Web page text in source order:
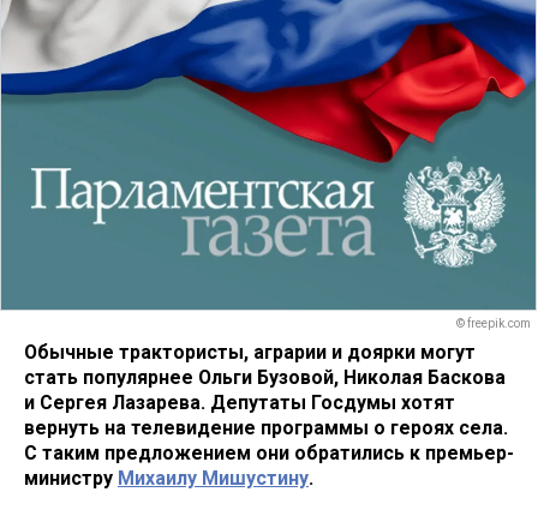
© freepik.com
Обычные трактористы, аграрии и доярки могут
стать популярнее Ольги Бузовой, Николая Баскова
и Сергея Лазарева. Депутаты Госдумы хотят
вернуть на телевидение программы о героях села.
С таким предложением они обратились к премьер-
министру Михаилу Мишустину.